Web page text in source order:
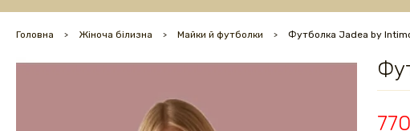
Головна Жіноча білизна Майки й футболки Футболка Jadea by